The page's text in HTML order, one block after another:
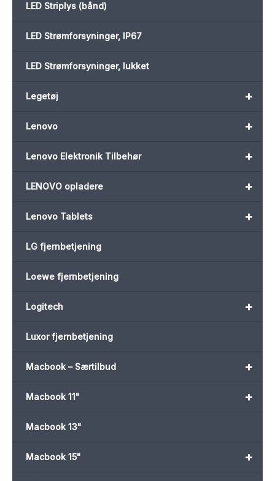
LED Striplys (bånd)
LED Strømforsyninger, IP67
LED Strømforsyninger, lukket
+
Legetøj
+
Lenovo
+
Lenovo Elektronik Tilbehør
+
LENOVO opladere
+
Lenovo Tablets
LG fjernbetjening
Loewe fjernbetjening
+
Logitech
Luxor fjernbetjening
+
Macbook – Særtilbud
+
Macbook 11"
Macbook 13"
+
Macbook 15"